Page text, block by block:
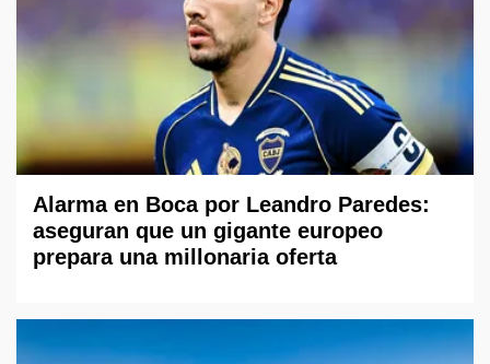
Alarma en Boca por Leandro Paredes:
aseguran que un gigante europeo
prepara una millonaria oferta